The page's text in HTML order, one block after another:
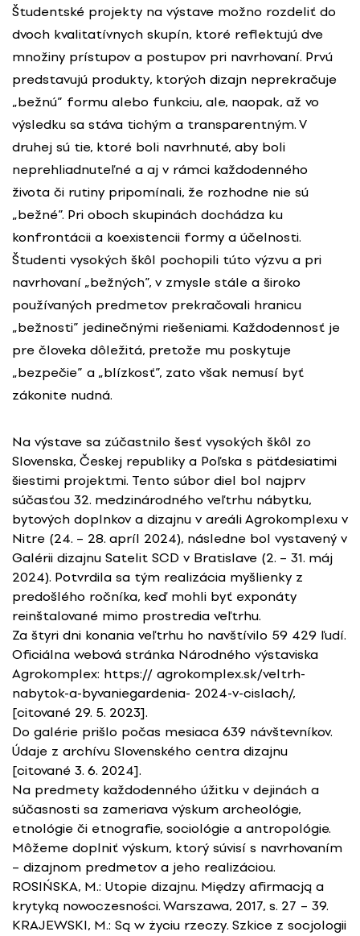
Študentské projekty na výstave možno rozdeliť do
dvoch kvalitatívnych skupín, ktoré reflektujú dve
množiny prístupov a postupov pri navrhovaní. Prvú
predstavujú produkty, ktorých dizajn neprekračuje
„bežnú” formu alebo funkciu, ale, naopak, až vo
výsledku sa stáva tichým a transparentným. V
druhej sú tie, ktoré boli navrhnuté, aby boli
neprehliadnuteľné a aj v rámci každodenného
života či rutiny pripomínali, že rozhodne nie sú
„bežné”. Pri oboch skupinách dochádza ku
konfrontácii a koexistencii formy a účelnosti.
Študenti vysokých škôl pochopili túto výzvu a pri
navrhovaní „bežných”, v zmysle stále a široko
používaných predmetov prekračovali hranicu
„bežnosti” jedinečnými riešeniami. Každodennosť je
pre človeka dôležitá, pretože mu poskytuje
„bezpečie” a „blízkosť”, zato však nemusí byť
zákonite nudná.
Na výstave sa zúčastnilo šesť vysokých škôl zo
Slovenska, Českej republiky a Poľska s päťdesiatimi
šiestimi projektmi. Tento súbor diel bol najprv
súčasťou 32. medzinárodného veľtrhu nábytku,
bytových doplnkov a dizajnu v areáli Agrokomplexu v
Nitre (24. – 28. apríl 2024), následne bol vystavený v
Galérii dizajnu Satelit SCD v Bratislave (2. – 31. máj
2024). Potvrdila sa tým realizácia myšlienky z
predošlého ročníka, keď mohli byť exponáty
reinštalované mimo prostredia veľtrhu.
Za štyri dni konania veľtrhu ho navštívilo 59 429 ľudí.
Oficiálna webová stránka Národného výstaviska
Agrokomplex: https:// agrokomplex.sk/veltrh-
nabytok-a-byvaniegardenia- 2024-v-cislach/,
[citované 29. 5. 2023].
Do galérie prišlo počas mesiaca 639 návštevníkov.
Údaje z archívu Slovenského centra dizajnu
[citované 3. 6. 2024].
Na predmety každodenného úžitku v dejinách a
súčasnosti sa zameriava výskum archeológie,
etnológie či etnografie, sociológie a antropológie.
Môžeme doplniť výskum, ktorý súvisí s navrhovaním
– dizajnom predmetov a jeho realizáciou.
ROSIŃSKA, M.: Utopie dizajnu. Między afirmacją a
krytyką nowoczesności. Warszawa, 2017, s. 27 – 39.
KRAJEWSKI, M.: Są w życiu rzeczy. Szkice z socjologii